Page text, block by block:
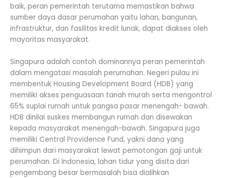
baik, peran pemerintah terutama memastikan bahwa
sumber daya dasar perumahan yaitu lahan, bangunan,
infrastruktur, dan fasilitas kredit lunak, dapat diakses oleh
mayoritas masyarakat.
Singapura adalah contoh dominannya peran pemerintah
dalam mengatasi masalah perumahan. Negeri pulau ini
membentuk Housing Development Board (HDB) yang
memiliki akses penguasaan tanah murah serta mengontrol
65% suplai rumah untuk pangsa pasar menengah- bawah.
HDB dinilai suskes membangun rumah dan disewakan
kepada masyarakat menengah-bawah. Singapura juga
memiliki Central Providence Fund, yakni dana yang
dihimpun dari masyarakat lewat pemotongan gaji untuk
perumahan. Di Indonesia, lahan tidur yang disita dari
pengembang besar bermasalah bisa dialihkan